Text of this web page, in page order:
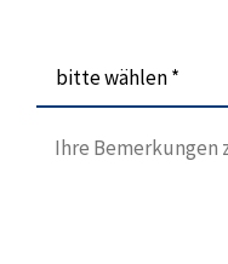
bitte wählen *